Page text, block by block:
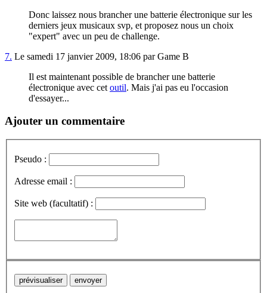
Donc laissez nous brancher une batterie électronique sur les
derniers jeux musicaux svp, et proposez nous un choix
"expert" avec un peu de challenge.
7. Le samedi 17 janvier 2009, 18:06 par Game B
Il est maintenant possible de brancher une batterie
électronique avec cet outil. Mais j'ai pas eu l'occasion
d'essayer...
Ajouter un commentaire
Pseudo :
Adresse email :
Site web (facultatif) :